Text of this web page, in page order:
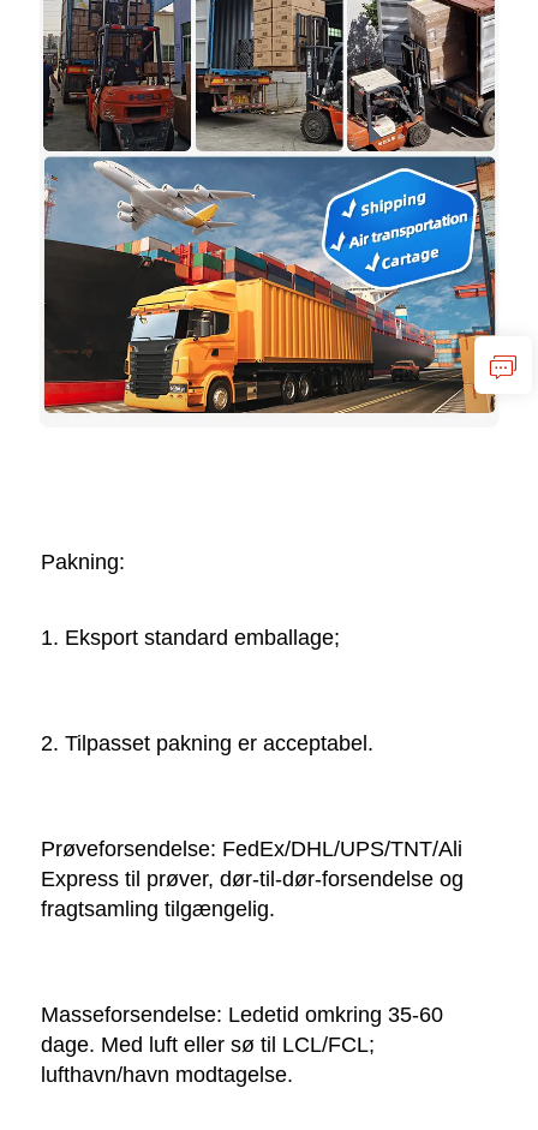
Pakning:
1. Eksport standard emballage;
2. Tilpasset pakning er acceptabel.
Prøveforsendelse: FedEx/DHL/UPS/TNT/Ali
Express til prøver, dør-til-dør-forsendelse og
fragtsamling tilgængelig.
Masseforsendelse: Ledetid omkring 35-60
dage. Med luft eller sø til LCL/FCL;
lufthavn/havn modtagelse.